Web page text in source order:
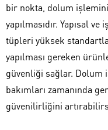
bir nokta, dolum
yapılmasıdır. Yapısal ve
tüpleri yüksek
yapılması gereken
güvenliği sağlar. Dolum
bakımları zamanında
güvenilirliğini